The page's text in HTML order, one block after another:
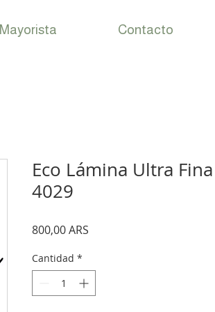
Mayorista Contacto
Eco Lámina Ultra Fina
4029
800,00 ARS
Cantidad *